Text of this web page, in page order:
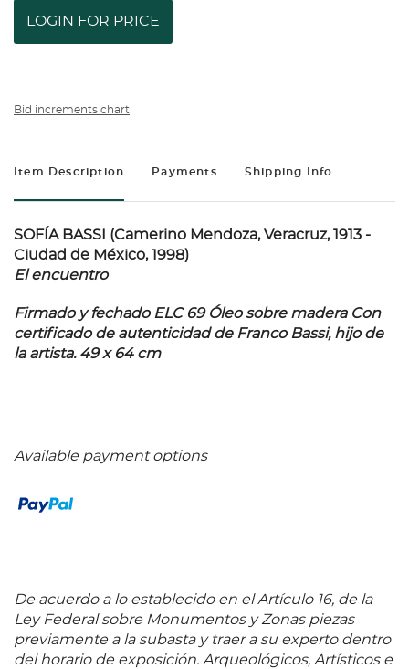
LOGIN FOR PRICE
Bid increments chart
Item Description Payments Shipping Info
SOFÍA BASSI (Camerino Mendoza, Veracruz, 1913 -
Ciudad de México, 1998)
El encuentro
Firmado y fechado ELC 69 Óleo sobre madera Con
certificado de autenticidad de Franco Bassi, hijo de
la artista. 49 x 64 cm
Available payment options
De acuerdo a lo establecido en el Artículo 16, de la
Ley Federal sobre Monumentos y Zonas piezas
previamente a la subasta y traer a su experto dentro
del horario de exposición. Arqueológicos, Artísticos e